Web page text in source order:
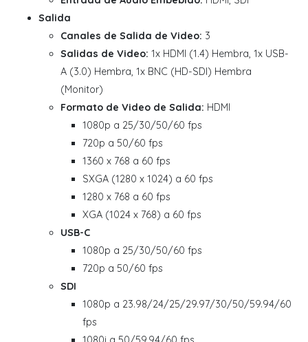
Salida
Canales de Salida de Video: 3
Salidas de Video: 1x HDMI (1.4) Hembra, 1x USB-
A (3.0) Hembra, 1x BNC (HD-SDI) Hembra
(Monitor)
Formato de Video de Salida: HDMI
1080p a 25/30/50/60 fps
720p a 50/60 fps
1360 x 768 a 60 fps
SXGA (1280 x 1024) a 60 fps
1280 x 768 a 60 fps
XGA (1024 x 768) a 60 fps
USB-C
1080p a 25/30/50/60 fps
720p a 50/60 fps
SDI
1080p a 23.98/24/25/29.97/30/50/59.94/60
fps